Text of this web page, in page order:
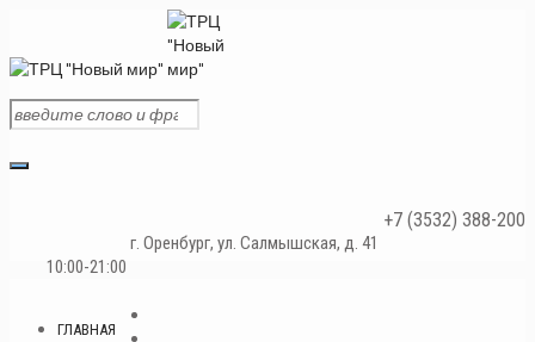
+7 (3532) 388-200
г. Оренбург, ул. Салмышская, д. 41
10:00-21:00
ГЛАВНАЯ